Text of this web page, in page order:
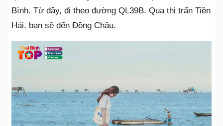
Bình. Từ đây, đi theo đường QL39B. Qua thị trấn Tiền
Hải, bạn sẽ đến Đồng Châu.